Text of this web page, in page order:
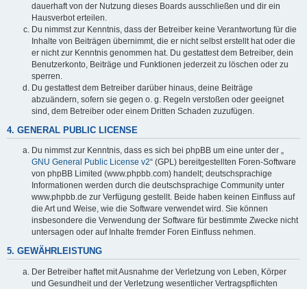
dauerhaft von der Nutzung dieses Boards ausschließen und dir ein
Hausverbot erteilen.
Du nimmst zur Kenntnis, dass der Betreiber keine Verantwortung für die
Inhalte von Beiträgen übernimmt, die er nicht selbst erstellt hat oder die
er nicht zur Kenntnis genommen hat. Du gestattest dem Betreiber, dein
Benutzerkonto, Beiträge und Funktionen jederzeit zu löschen oder zu
sperren.
Du gestattest dem Betreiber darüber hinaus, deine Beiträge
abzuändern, sofern sie gegen o. g. Regeln verstoßen oder geeignet
sind, dem Betreiber oder einem Dritten Schaden zuzufügen.
4. GENERAL PUBLIC LICENSE
Du nimmst zur Kenntnis, dass es sich bei phpBB um eine unter der „
GNU General Public License v2“ (GPL) bereitgestellten Foren-Software
von phpBB Limited (www.phpbb.com) handelt; deutschsprachige
Informationen werden durch die deutschsprachige Community unter
www.phpbb.de zur Verfügung gestellt. Beide haben keinen Einfluss auf
die Art und Weise, wie die Software verwendet wird. Sie können
insbesondere die Verwendung der Software für bestimmte Zwecke nicht
untersagen oder auf Inhalte fremder Foren Einfluss nehmen.
5. GEWÄHRLEISTUNG
Der Betreiber haftet mit Ausnahme der Verletzung von Leben, Körper
und Gesundheit und der Verletzung wesentlicher Vertragspflichten